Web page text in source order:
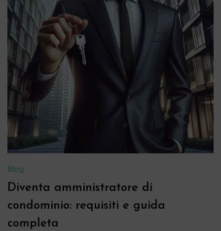
Blog
Diventa amministratore di
condominio: requisiti e guida
completa